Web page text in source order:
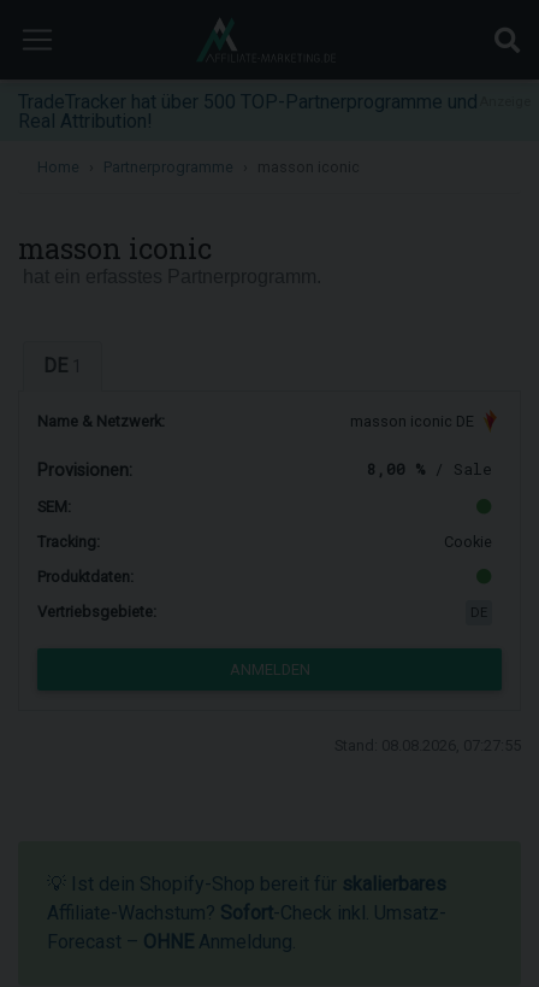
TradeTracker hat über 500 TOP-Partnerprogramme und
Real Attribution!
Home Partnerprogramme
masson iconic
DE
Name & Netzwerk: masson iconic DE
Provisionen: 8,00 % / Sale
SEM:
Tracking:
Cookie
Produktdaten:
Vertriebsgebiete:
ANMELDEN
💡 Ist dein Shopify-Shop bereit für skalierbares
Affiliate-Wachstum? Sofort-Check inkl. Umsatz-
Forecast – OHNE Anmeldung.